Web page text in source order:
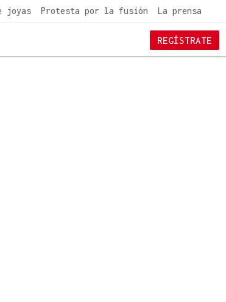
joyas Protesta por la fusión La prensa
REGÍSTRATE